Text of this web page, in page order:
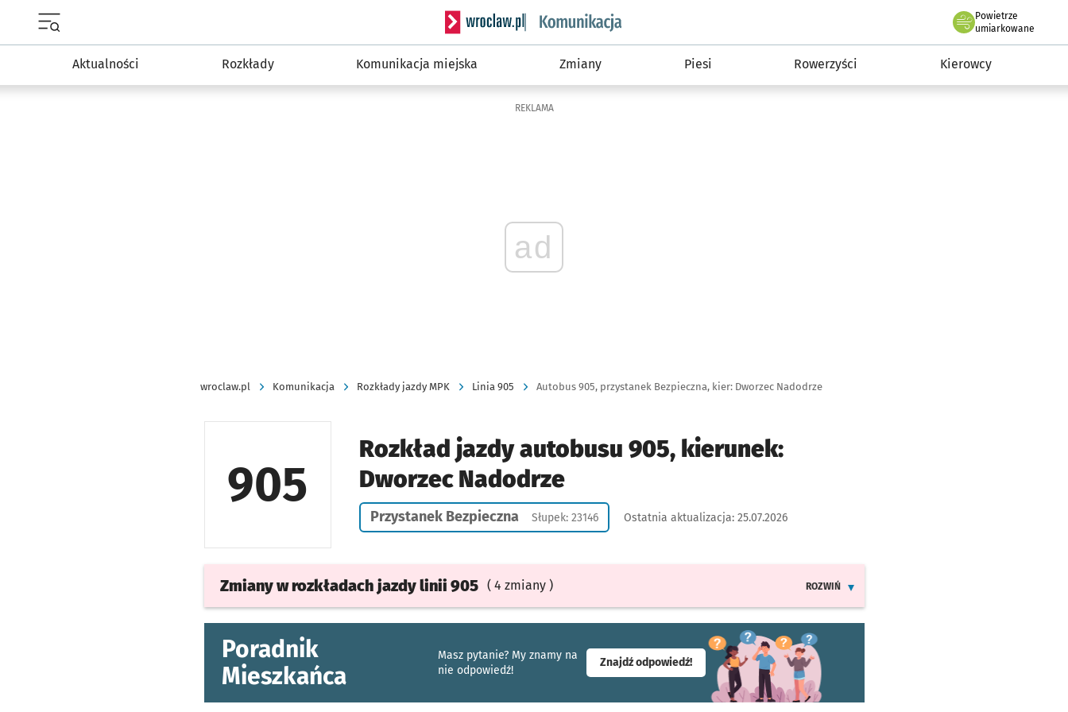
Serwis informacyjny wroclaw.pl podserwis: Komunikacja
Powietrze
we Wrocławiu
umiarkowane
Aktualności Rozkłady Komunikacja miejska Zmiany Piesi Rowerzyści Kierowcy
REKLAMA
ad
wroclaw.pl Komunikacja Rozkłady jazdy MPK Linia 905 Autobus 905, przystanek Bezpieczna, kier: Dworzec Nadodrze
905
Rozkład jazdy autobusu 905, kierunek:
Dworzec Nadodrze
Przystanek Bezpieczna Słupek: 23146 Ostatnia aktualizacja: 25.07.2026
Zmiany w rozkładach jazdylinii 905 ( 4 zmiany )
ROZWIŃ
Poradnik
Mieszkańca
Masz pytanie? My znamy na
nie odpowiedź!
Znajdź odpowiedź!- otworzy się w nowej karcie